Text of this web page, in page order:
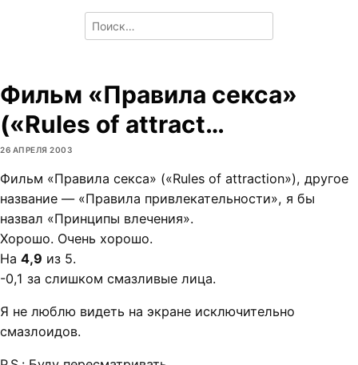
Search
for:
Фильм «Правила секса»
(«Rules of attract…
26 АПРЕЛЯ 2003
Фильм «Правила секса» («Rules of attraction»), другое
название — «Правила привлекательности», я бы
назвал «Принципы влечения».
Хорошо. Очень хорошо.
На 4,9 из 5.
-0,1 за слишком смазливые лица.
Я не люблю видеть на экране исключительно
смазлоидов.